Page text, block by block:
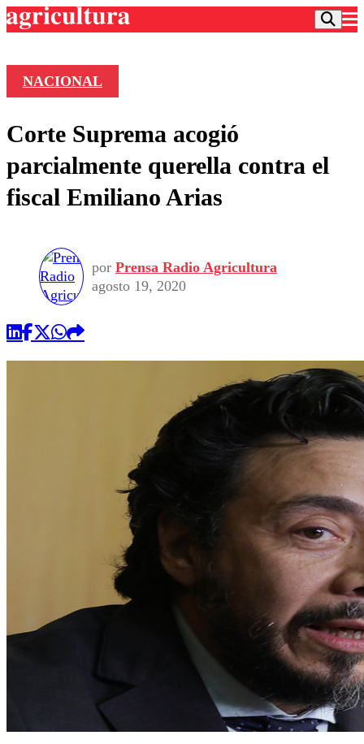
Frecuencias
Agricultura TV
Deportes
Colo Colo
Seleccion Chilena
Torneo Internacional
Entretención
Economía
Internacional
Publicaciones en medios
Opinión
Programas
NACIONAL
Corte Suprema acogió
parcialmente querella contra el
fiscal Emiliano Arias
por Prensa Radio Agricultura
agosto 19, 2020